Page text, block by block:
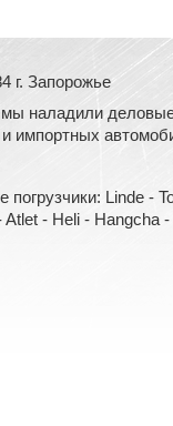
г. Запорожье
наладили
импортных
погрузчики: Linde -
- Heli - Hangcha -